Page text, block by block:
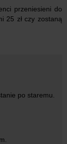
przeniesieni do
25 zł czy zostaną
po staremu.